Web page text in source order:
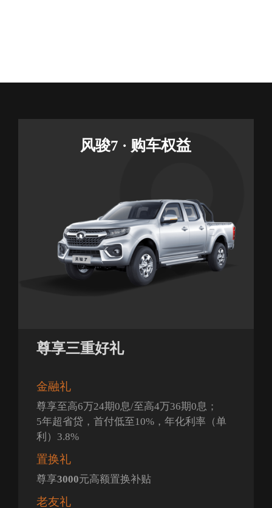
风骏7 · 购车权益
尊享三重好礼
金融礼
尊享至高6万24期0息/至高4万36期0息；
5年超省贷，首付低至10%，年化利率（单
利）3.8%
置换礼
尊享3000元高额置换补贴
老友礼